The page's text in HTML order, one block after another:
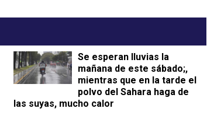
Se esperan lluvias la
mañana de este sábado;,
mientras que en la tarde el
polvo del Sahara haga de
las suyas, mucho calor